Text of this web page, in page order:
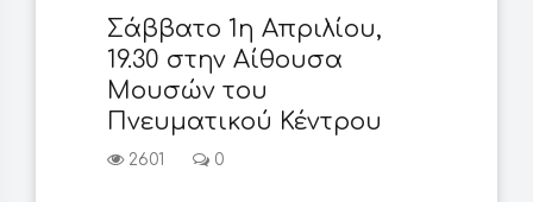
Σάββατο 1η Απριλίου,
19.30 στην Αίθουσα
Μουσών του
Πνευματικού Κέντρου
2601 0